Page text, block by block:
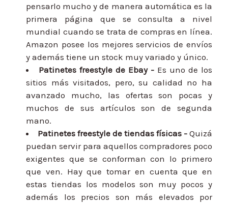
pensarlo mucho y de manera automática es la
primera página que se consulta a nivel
mundial cuando se trata de compras en línea.
Amazon posee los mejores servicios de envíos
y además tiene un stock muy variado y único.
Patinetes freestyle de Ebay - Es uno de los
sitios más visitados, pero, su calidad no ha
avanzado mucho, las ofertas son pocas y
muchos de sus artículos son de segunda
mano.
Patinetes freestyle de tiendas físicas - Quizá
puedan servir para aquellos compradores poco
exigentes que se conforman con lo primero
que ven. Hay que tomar en cuenta que en
estas tiendas los modelos son muy pocos y
además los precios son más elevados por